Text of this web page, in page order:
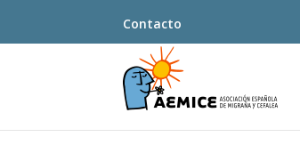
Contacto